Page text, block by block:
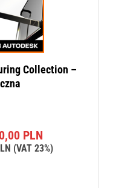
Collection –
PLN
(VAT 23%)